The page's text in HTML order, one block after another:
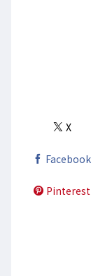
X
Facebook
Pinterest